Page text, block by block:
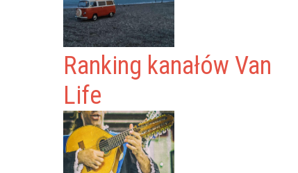
Ranking kanałów Van
Life